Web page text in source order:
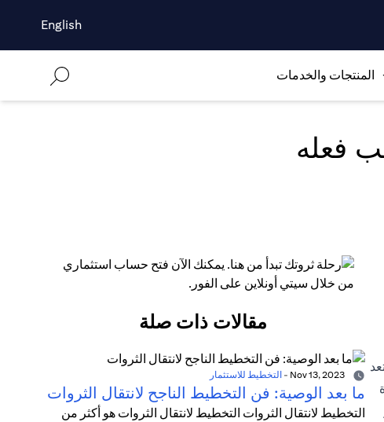
English
المنتجات والخدمات
فعله
مقالات ذات صلة
- التخطيط للاستثمار
ما بعد الوصية: فن التخطيط الناجح لانتقال الثروات
التخطيط لانتقال الثروات التخطيط لانتقال الثروات هو أكثر من